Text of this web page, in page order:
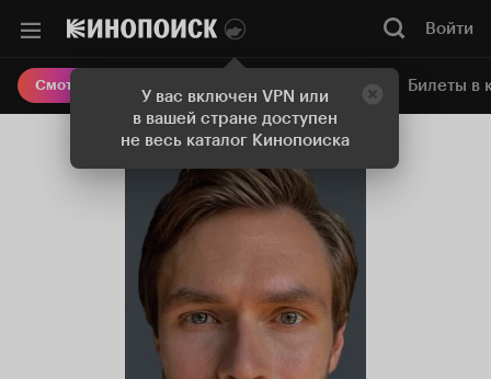
У вас включен VPN или
в вашей стране доступен
не весь каталог Кинопоиска
Войти
Смотреть кино Онлайн-кинотеатр Билеты в